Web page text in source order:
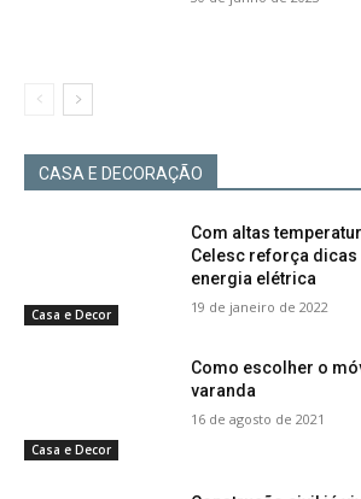
CASA E DECORAÇÃO
Casa e Decor
Com altas
Celesc reforça
energia elétrica
19 de janeiro de 2022
Casa e Decor
Como escolher o
varanda
16 de agosto de 2021